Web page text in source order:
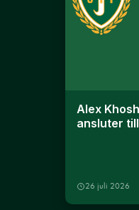
Alex
ansluter
26 juli 2026